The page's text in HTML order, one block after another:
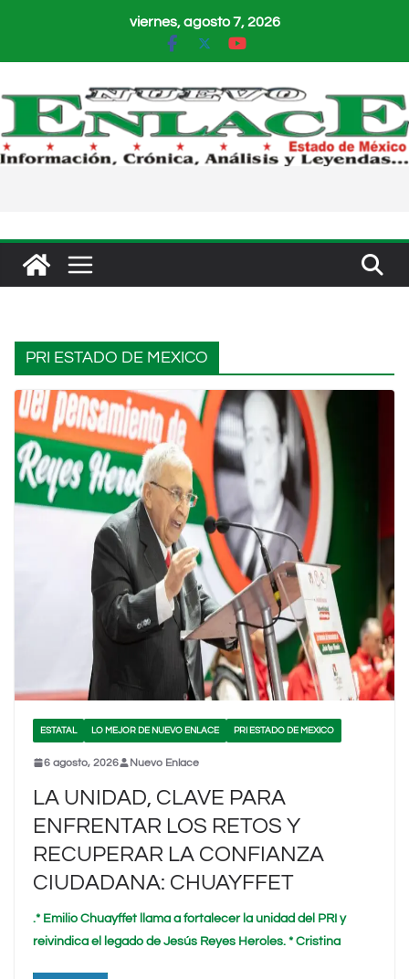
viernes, agosto 7, 2026
PRI ESTADO DE MEXICO
ESTATAL LO MEJOR DE NUEVO ENLACE PRI ESTADO DE MEXICO
6 agosto, 2026 Nuevo Enlace
LA UNIDAD, CLAVE PARA
ENFRENTAR LOS RETOS Y
RECUPERAR LA CONFIANZA
CIUDADANA: CHUAYFFET
.* Emilio Chuayffet llama a fortalecer la unidad del PRI y
reivindica el legado de Jesús Reyes Heroles. * Cristina